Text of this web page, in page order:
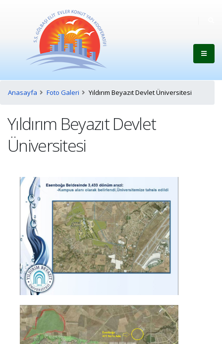
Anasayfa Foto Galeri Yıldırım Beyazıt Devlet Üniversitesi
Yıldırım Beyazıt Devlet
Üniversitesi